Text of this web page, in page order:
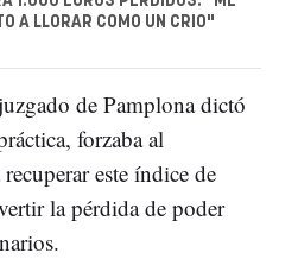
A LLORAR COMO UN CRIO"
de Pamplona dictó
forzaba al
recuperar este índice de
la pérdida de poder